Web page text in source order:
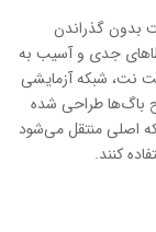
بدون گذراندن
جدی و آسیب به
نت، شبکه آزمایشی
باگ‌ها طراحی شده
اصلی منتقل می‌شود
کنند.